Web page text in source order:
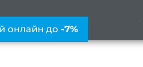
онлайн до -7%